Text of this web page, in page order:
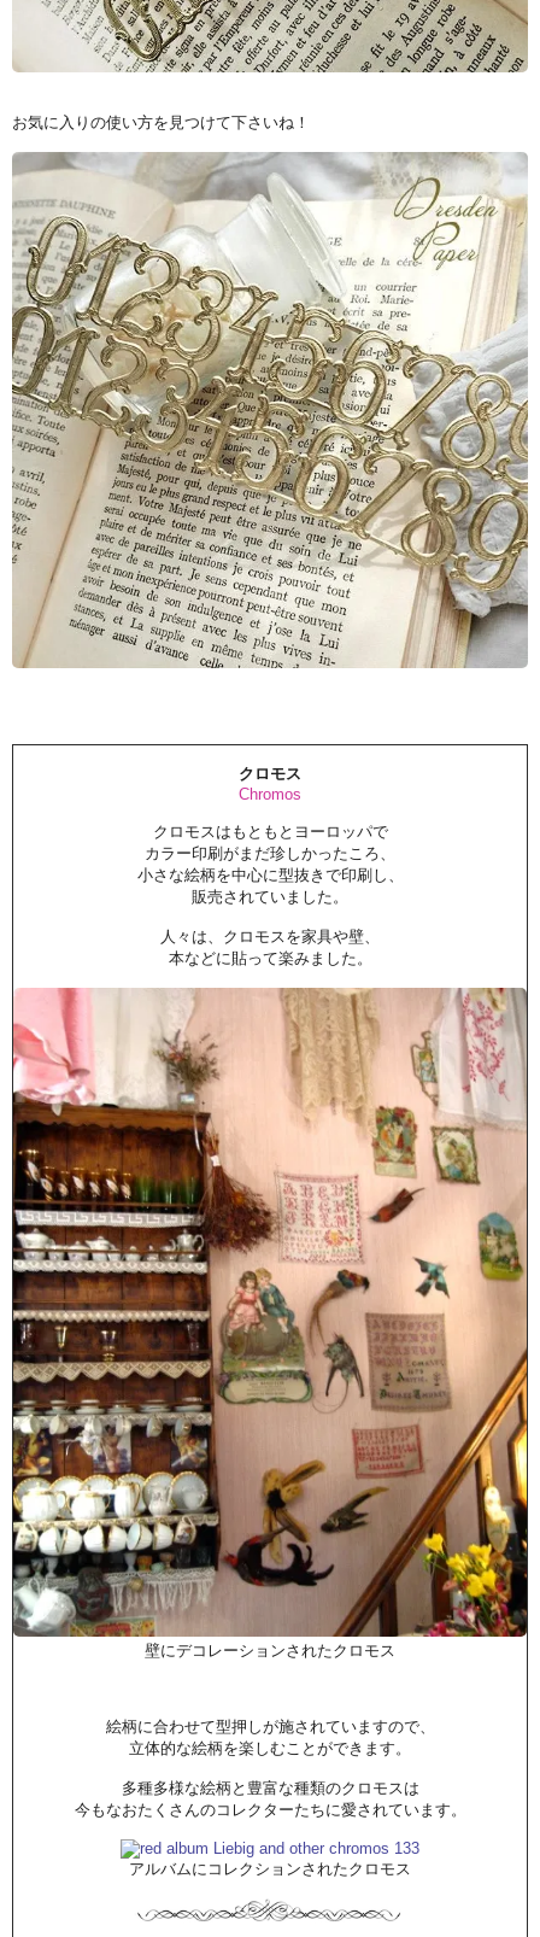
お気に入りの使い方を見つけて下さいね！
クロモス
Chromos
クロモスはもともとヨーロッパで
カラー印刷がまだ珍しかったころ、
小さな絵柄を中心に型抜きで印刷し、
販売されていました。
人々は、クロモスを家具や壁、
本などに貼って楽みました。
壁にデコレーションされたクロモス
絵柄に合わせて型押しが施されていますので、
立体的な絵柄を楽しむことができます。
多種多様な絵柄と豊富な種類のクロモスは
今もなおたくさんのコレクターたちに愛されています。
アルバムにコレクションされたクロモス